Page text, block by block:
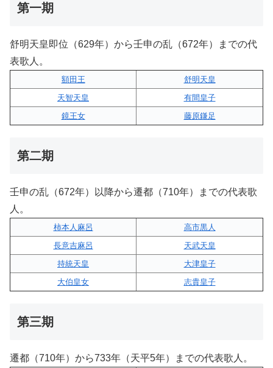
第一期
舒明天皇即位（629年）から壬申の乱（672年）までの代
表歌人。
額田王
舒明天皇
天智天皇
有間皇子
鏡王女
藤原鎌足
第二期
壬申の乱（672年）以降から遷都（710年）までの代表歌
人。
柿本人麻呂
高市黒人
長意吉麻呂
天武天皇
持統天皇
大津皇子
大伯皇女
志貴皇子
第三期
遷都（710年）から733年（天平5年）までの代表歌人。